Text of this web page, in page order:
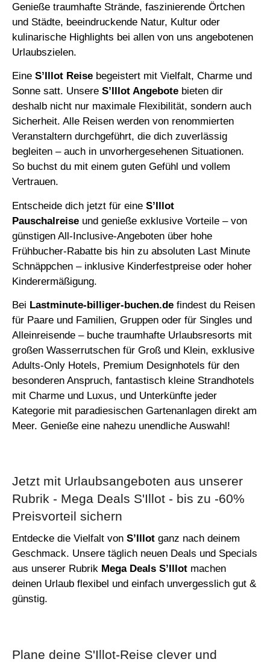
Genieße traumhafte Strände, faszinierende Örtchen
und Städte, beeindruckende Natur, Kultur oder
kulinarische Highlights bei allen von uns angebotenen
Urlaubszielen.
Eine S’Illot Reise begeistert mit Vielfalt, Charme und
Sonne satt. Unsere S’Illot Angebote bieten dir
deshalb nicht nur maximale Flexibilität, sondern auch
Sicherheit. Alle Reisen werden von renommierten
Veranstaltern durchgeführt, die dich zuverlässig
begleiten – auch in unvorhergesehenen Situationen.
So buchst du mit einem guten Gefühl und vollem
Vertrauen.
Entscheide dich jetzt für eine S’Illot
Pauschalreise und genieße exklusive Vorteile – von
günstigen All-Inclusive-Angeboten über hohe
Frühbucher-Rabatte bis hin zu absoluten Last Minute
Schnäppchen – inklusive Kinderfestpreise oder hoher
Kinderermäßigung.
Bei Lastminute-billiger-buchen.de findest du Reisen
für Paare und Familien, Gruppen oder für Singles und
Alleinreisende – buche traumhafte Urlaubsresorts mit
großen Wasserrutschen für Groß und Klein, exklusive
Adults-Only Hotels, Premium Designhotels für den
besonderen Anspruch, fantastisch kleine Strandhotels
mit Charme und Luxus, und Unterkünfte jeder
Kategorie mit paradiesischen Gartenanlagen direkt am
Meer. Genieße eine nahezu unendliche Auswahl!
Jetzt mit Urlaubsangeboten aus unserer
Rubrik - Mega Deals S'Illot - bis zu -60%
Preisvorteil sichern
Entdecke die Vielfalt von S’Illot ganz nach deinem
Geschmack. Unsere täglich neuen Deals und Specials
aus unserer Rubrik Mega Deals S’Illot machen
deinen Urlaub flexibel und einfach unvergesslich gut &
günstig.
Plane deine S'Illot-Reise clever und